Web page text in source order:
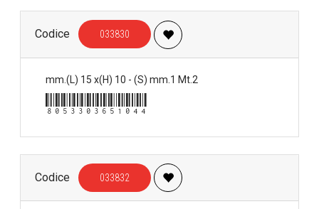
Codice 033830
mm.(L) 15 x(H) 10 - (S) mm.1 Mt.2
8053303651044
Codice 033832